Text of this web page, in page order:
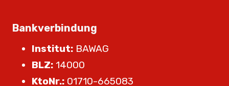
Bankverbindung
Institut: BAWAG
BLZ: 14000
KtoNr.: 01710-665083